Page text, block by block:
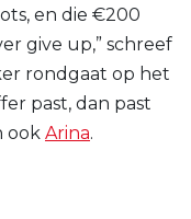
en die €200
give up,” schreef
rondgaat op het
past, dan past
ook Arina.